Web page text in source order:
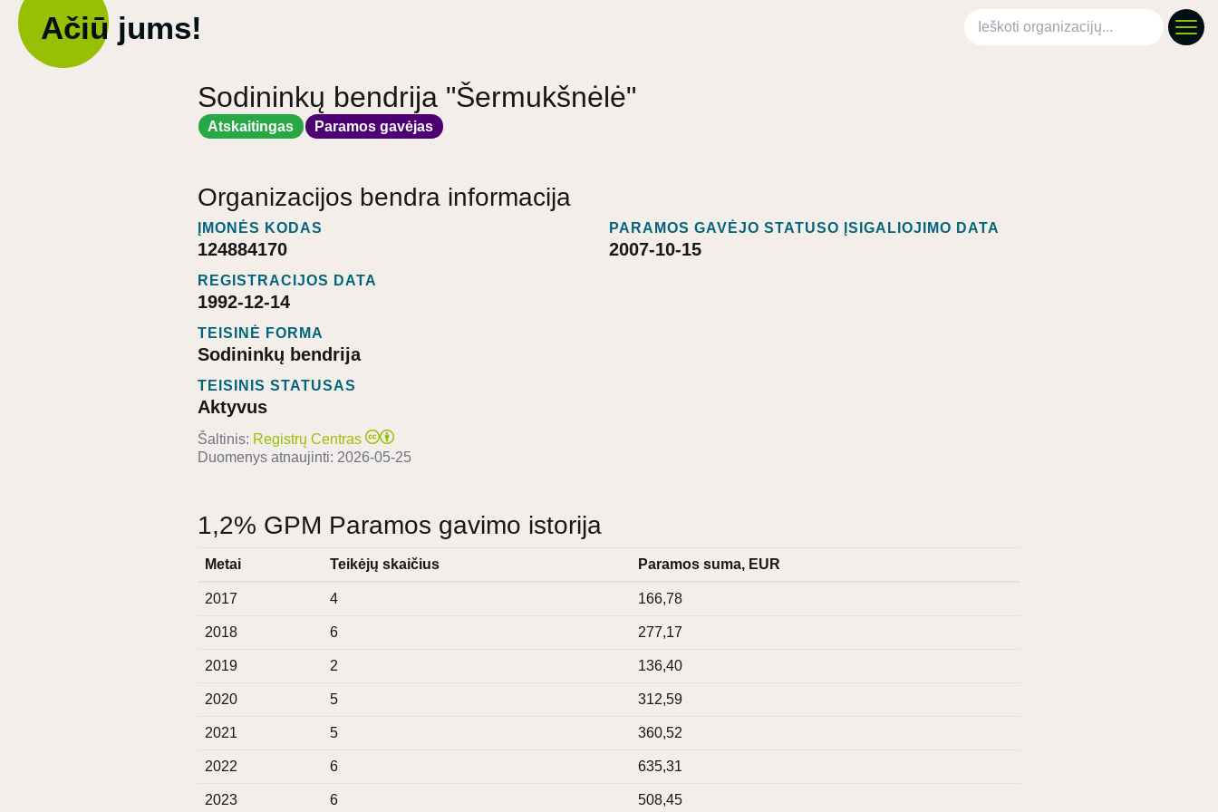
Ačiū jums! Ieškoti organizacijų
Sodininkų bendrija "Šermukšnėlė"
Atskaitingas Paramos gavėjas
Organizacijos bendra informacija
ĮMONĖS KODAS
124884170
REGISTRACIJOS DATA
1992-12-14
TEISINĖ FORMA
Sodininkų bendrija
TEISINIS STATUSAS
Aktyvus
PARAMOS GAVĖJO STATUSO ĮSIGALIOJIMO DATA
2007-10-15
Šaltinis: Registrų Centras
Duomenys atnaujinti: 2026-05-25
1,2% GPM Paramos gavimo istorija
Metai Teikėjų skaičius Paramos suma, EUR
2017 4 166,78
2018 6 277,17
2019 2 136,40
2020 5 312,59
2021 5 360,52
2022 6 635,31
2023 6 508,45